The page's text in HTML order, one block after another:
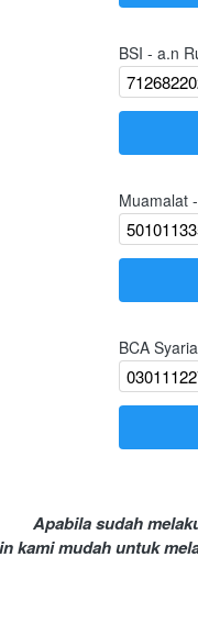
BSI - a.n
Muamalat
BCA
Apabila sudah
kami mudah untuk